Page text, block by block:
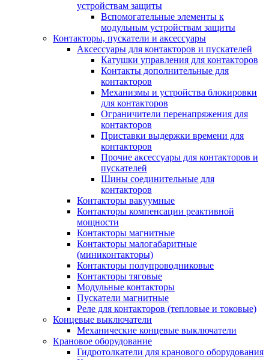
устройствам защиты
Вспомогательные элементы к
модульным устройствам защиты
Контакторы, пускатели и аксессуары
Аксессуары для контакторов и пускателей
Катушки управления для контакторов
Контакты дополнительные для
контакторов
Механизмы и устройства блокировки
для контакторов
Ограничители перенапряжения для
контакторов
Приставки выдержки времени для
контакторов
Прочие аксессуары для контакторов и
пускателей
Шины соединительные для
контакторов
Контакторы вакуумные
Контакторы компенсации реактивной
мощности
Контакторы магнитные
Контакторы малогабаритные
(миниконтакторы)
Контакторы полупроводниковые
Контакторы тяговые
Модульные контакторы
Пускатели магнитные
Реле для контакторов (тепловые и токовые)
Концевые выключатели
Механические концевые выключатели
Крановое оборудование
Гидротолкатели для кранового оборудования